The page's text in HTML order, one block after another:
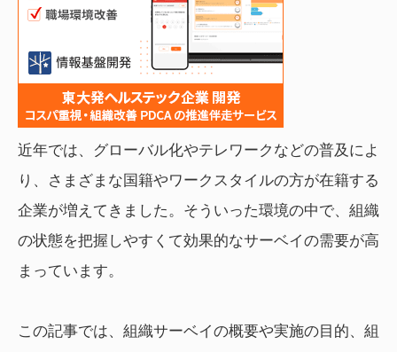
近年では、グローバル化やテレワークなどの普及によ
り、さまざまな国籍やワークスタイルの方が在籍する
企業が増えてきました。そういった環境の中で、組織
の状態を把握しやすくて効果的なサーベイの需要が高
まっています。
この記事では、組織サーベイの概要や実施の目的、組